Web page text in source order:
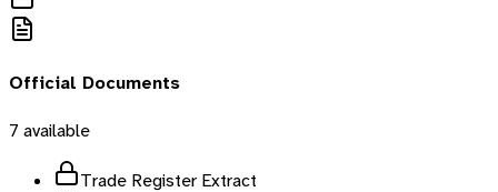
Official Documents
7 available
Trade Register Extract